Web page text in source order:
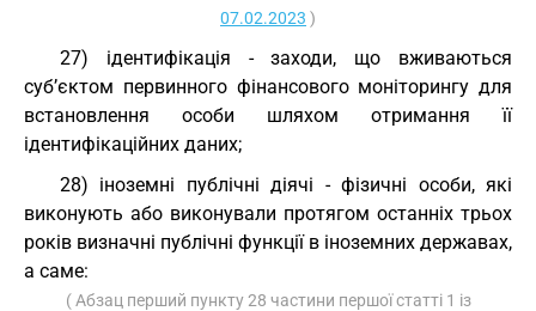
07.02.2023 )
27) ідентифікація - заходи, що вживаються
суб’єктом первинного фінансового моніторингу для
встановлення особи шляхом отримання її
ідентифікаційних даних;
28) іноземні публічні діячі - фізичні особи, які
виконують або виконували протягом останніх трьох
років визначні публічні функції в іноземних державах,
а саме:
( Абзац перший пункту 28 частини першої статті 1 із